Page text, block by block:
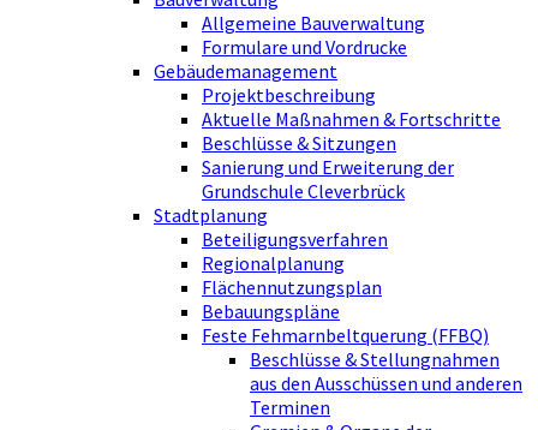
Allgemeine Bauverwaltung
Formulare und Vordrucke
Gebäudemanagement
Projektbeschreibung
Aktuelle Maßnahmen & Fortschritte
Beschlüsse & Sitzungen
Sanierung und Erweiterung der
Grundschule Cleverbrück
Stadtplanung
Beteiligungsverfahren
Regionalplanung
Flächennutzungsplan
Bebauungspläne
Feste Fehmarnbeltquerung (FFBQ)
Beschlüsse & Stellungnahmen
aus den Ausschüssen und anderen
Terminen